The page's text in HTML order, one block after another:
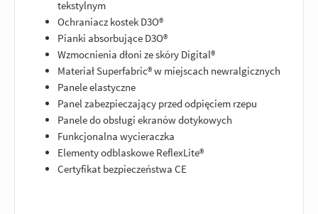
tekstylnym
Ochraniacz kostek D3O®
Pianki absorbujące D3O®
Wzmocnienia dłoni ze skóry Digital®
Materiał Superfabric® w miejscach newralgicznych
Panele elastyczne
Panel zabezpieczający przed odpięciem rzepu
Panele do obsługi ekranów dotykowych
Funkcjonalna wycieraczka
Elementy odblaskowe ReflexLite®
Certyfikat bezpieczeństwa CE